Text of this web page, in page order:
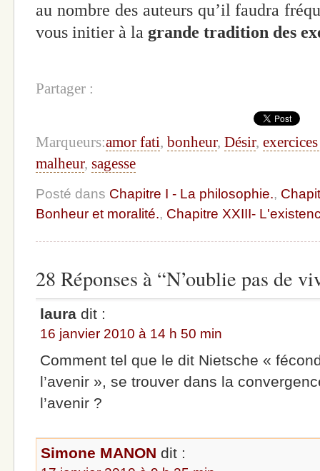
au nombre des auteurs qu’il faudra
vous initier à la grande tradition des
Partager :
Marqueurs:amor fati, bonheur, Désir,
malheur, sagesse
Posté dans Chapitre I - La philosophie.,
Bonheur et moralité., Chapitre XXIII-
28 Réponses à “N’oublie pas de
laura dit :
16 janvier 2010 à 14 h 50 min
Comment tel que le dit Nietsche «
l’avenir », se trouver dans la
l’avenir ?
Simone MANON dit :